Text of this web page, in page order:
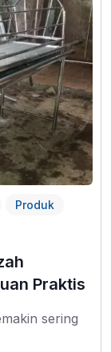
Produk
Praktis
sering